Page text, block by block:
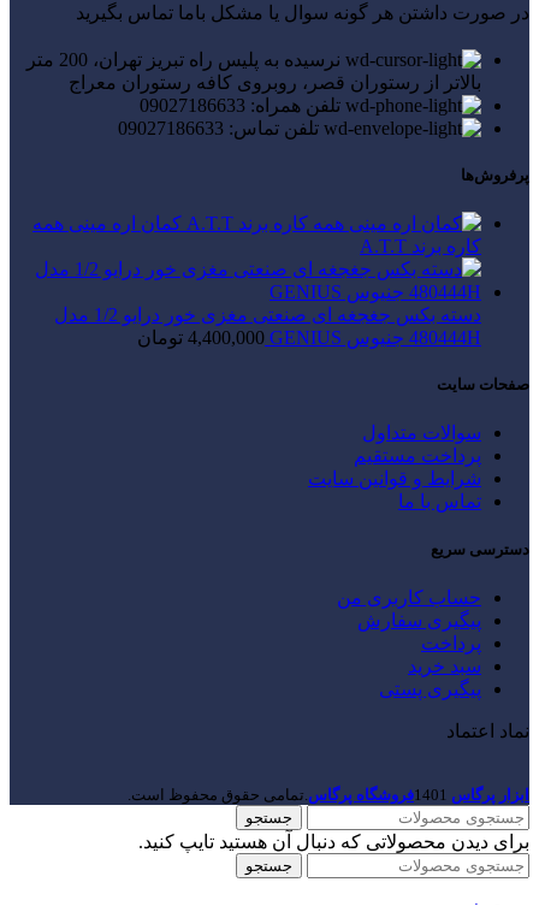
در صورت داشتن هر گونه سوال یا مشکل باما تماس بگیرید
نرسیده به پلیس راه تبریز تهران، 200 متر
بالاتر از رستوران قصر، روبروی کافه رستوران معراج
تلفن همراه: 09027186633
تلفن تماس: 09027186633
پرفروش‌ها
کمان اره مینی همه
کاره برند A.T.T
دسته بکس جغجغه ای صنعتی مغزی خور درایو 1/2 مدل
480444H جنیوس GENIUS
4,400,000 تومان
صفحات سایت
سوالات متداول
پرداخت مستقیم
شرایط و قوانین سایت
تماس با ما
دسترسی سریع
حساب کاربری من
پیگیری سفارش
پرداخت
سبد خرید
پیگیری پستی
نماد اعتماد
ابزار پرگاس 1401فروشگاه پرگاس .تمامی حقوق محفوظ است.
جستجو
برای دیدن محصولاتی که دنبال آن هستید تایپ کنید.
جستجو